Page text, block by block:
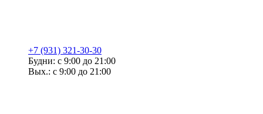
+7 (931) 321-30-30
Будни: с 9:00 до 21:00
Вых.: с 9:00 до 21:00